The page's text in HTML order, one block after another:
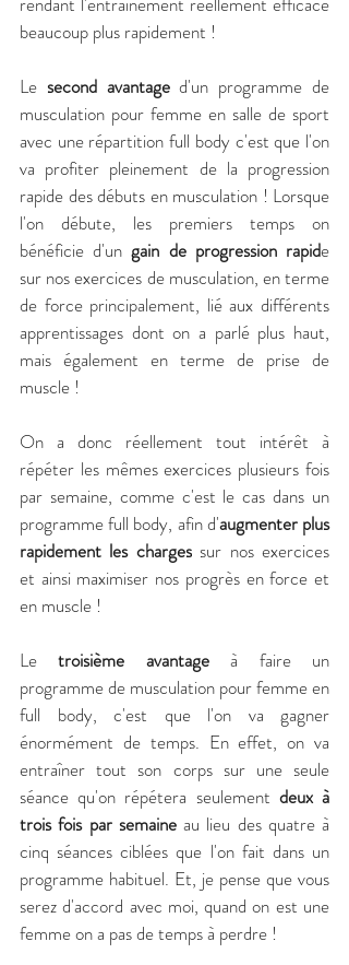
beaucoup plus rapidement !
Le second avantage d'un programme de
musculation pour femme en salle de sport
avec une répartition full body c'est que l'on
va profiter pleinement de la progression
rapide des débuts en musculation ! Lorsque
l'on débute, les premiers temps on
bénéficie d'un gain de progression rapide
sur nos exercices de musculation, en terme
de force principalement, lié aux différents
apprentissages dont on a parlé plus haut,
mais également en terme de prise de
muscle !
On a donc réellement tout intérêt à
répéter les mêmes exercices plusieurs fois
par semaine, comme c'est le cas dans un
programme full body, afin d'augmenter plus
rapidement les charges sur nos exercices
et ainsi maximiser nos progrès en force et
en muscle !
Le troisième avantage à faire un
programme de musculation pour femme en
full body, c'est que l'on va gagner
énormément de temps. En effet, on va
entraîner tout son corps sur une seule
séance qu'on répétera seulement deux à
trois fois par semaine au lieu des quatre à
cinq séances ciblées que l'on fait dans un
programme habituel. Et, je pense que vous
serez d'accord avec moi, quand on est une
femme on a pas de temps à perdre !